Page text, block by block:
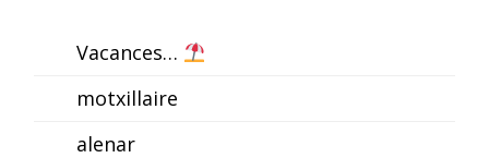
Vacances…
motxillaire
alenar